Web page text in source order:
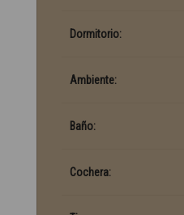
Dormitorio:
Ambiente:
Baño:
Cochera: